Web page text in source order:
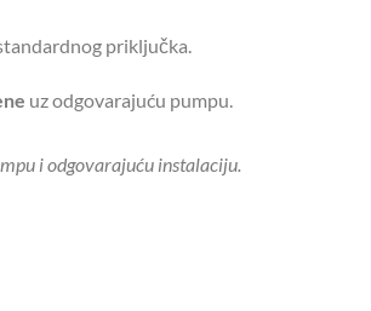
priključka.
uz odgovarajuću pumpu.
i odgovarajuću instalaciju.